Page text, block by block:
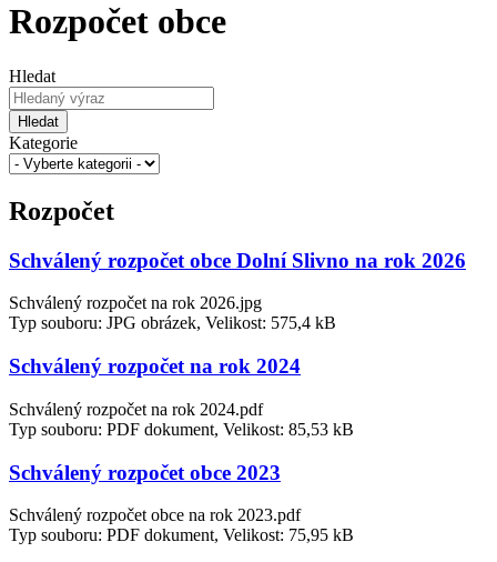
Rozpočet obce
Hledat
Hledat
Kategorie
Rozpočet
Schválený rozpočet obce Dolní Slivno na rok 2026
Schválený rozpočet na rok 2026.jpg
Typ souboru: JPG obrázek, Velikost: 575,4 kB
Schválený rozpočet na rok 2024
Schválený rozpočet na rok 2024.pdf
Typ souboru: PDF dokument, Velikost: 85,53 kB
Schválený rozpočet obce 2023
Schválený rozpočet obce na rok 2023.pdf
Typ souboru: PDF dokument, Velikost: 75,95 kB